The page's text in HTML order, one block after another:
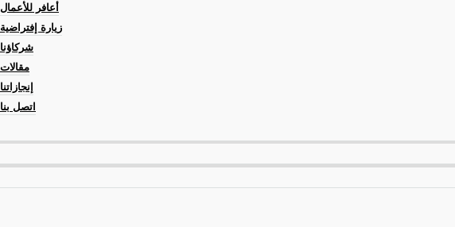
أعافر للأعمال
زيارة إفتراضية
شركاؤنا
مقالات
إنجازاتنا
اتصل بنا